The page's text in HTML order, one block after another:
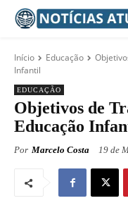
Início Educação
Infantil
EDUCAÇÃO
Objetivos de
Educação
Por Marcelo Costa 19 de